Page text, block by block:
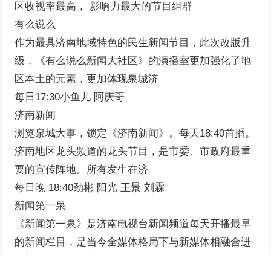
区收视率最高， 影响力最大的节目组群
有么说么
作为最具济南地域特色的民生新闻节目，此次改版升
级，《有么说么新闻大社区》的演播室更加强化了地
区本土的元素，更加体现泉城济
每日17:30小鱼儿 阿庆哥
济南新闻
浏览泉城大事，锁定《济南新闻》。每天18:40首播。
济南地区龙头频道的龙头节目，是市委、市政府最重
要的宣传阵地。所有发生在济
每日晚 18:40劲彬 阳光 王景 刘霖
新闻第一泉
《新闻第一泉》是济南电视台新闻频道每天开播最早
的新闻栏目，是当今全媒体格局下与新媒体相融合进